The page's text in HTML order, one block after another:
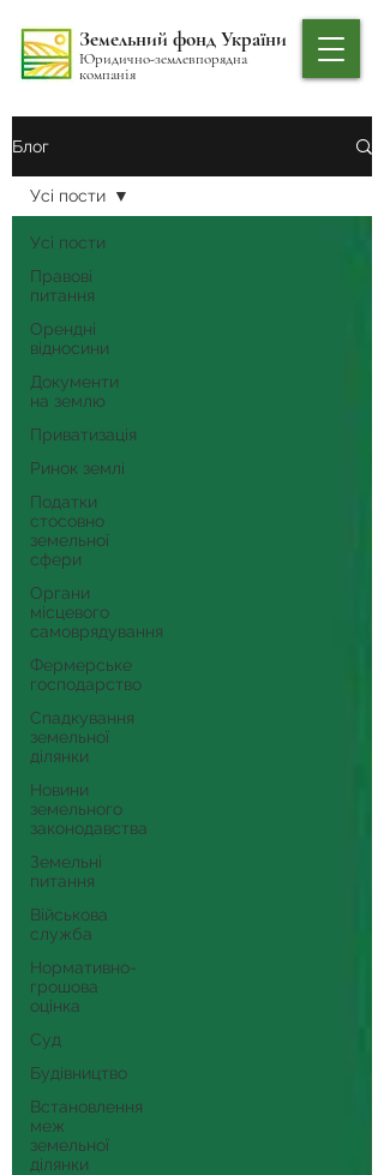
Земельний фонд України
Юридично-землевпорядна
компанія
Блог
Усі пости
Правові
питання
Орендні
відносини
Документи
на землю
Приватизація
Ринок землі
Податки
стосовно
земельної
сфери
Органи
місцевого
самоврядування
Фермерське
господарство
Спадкування
земельної
ділянки
Новини
земельного
законодавства
Земельні
питання
Військова
служба
Нормативно-
грошова
оцінка
Суд
Будівництво
Встановлення
меж
земельної
ділянки
Усі пости